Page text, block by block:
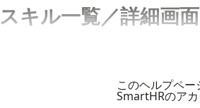
スキル一覧／詳細画
このヘルプペー
SmartHRのアカ